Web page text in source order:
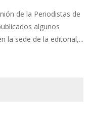
de la Periodistas de
algunos
la sede de la editorial,...